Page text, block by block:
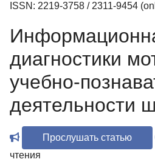
ISSN: 2219-3758 / 2311-9454
диагностики
учебно-
деятельности
Прослушать статью
чтения